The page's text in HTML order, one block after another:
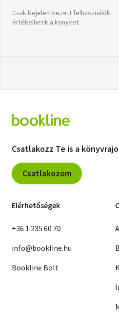
Csak bejelentkezett felhasználók
értékelhetik a könyvet.
Csatlakozz Te is a
Csatlakozom
Elérhetőségek
+36 1 235 60 70
info@bookline.hu
Bookline Bolt